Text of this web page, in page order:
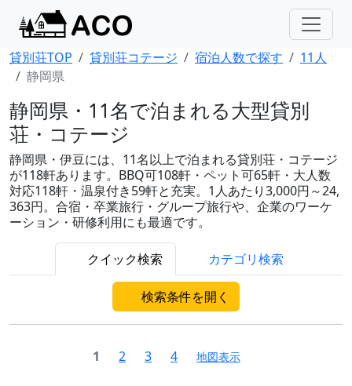
貸別荘TOP 貸別荘コテージ 宿泊人数で探す
11人
静岡県
静岡県・11名で泊まれる大型貸別
荘・コテージ
静岡県・伊豆には、11名以上で泊まれる貸別荘・コテージ
が118軒あります。BBQ可108軒・ペット可65軒・大人数
対応118軒・温泉付き59軒と充実。1人あたり3,000円～24,
363円。合宿・卒業旅行・グループ旅行や、企業のワーケ
ーション・研修利用にも最適です。
クイック検索 カテゴリ検索
検索条件を開く
1 2 3 4 地図表示